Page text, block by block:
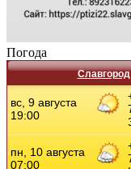
Погода
Славгород